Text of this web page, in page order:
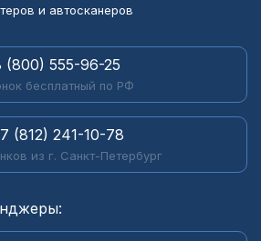
и автосканеров
(800) 555-96-25
бесплатный по РФ
(812) 241-10-78
из г. Санкт-Петербург